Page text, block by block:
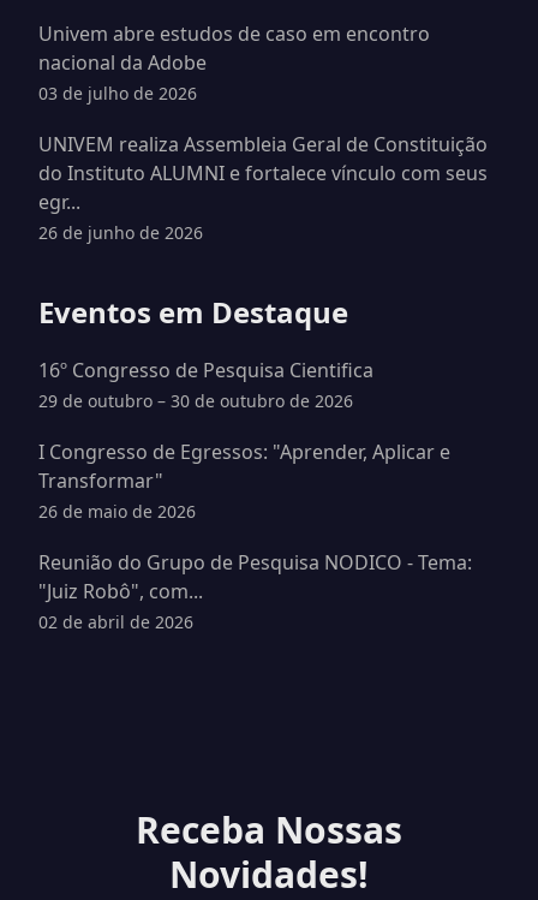
Univem abre estudos de caso em encontro
nacional da Adobe
03 de julho de 2026
UNIVEM realiza Assembleia Geral de Constituição
do Instituto ALUMNI e fortalece vínculo com seus
egr...
26 de junho de 2026
Eventos em Destaque
16º Congresso de Pesquisa Cientifica
29 de outubro – 30 de outubro de 2026
I Congresso de Egressos: "Aprender, Aplicar e
Transformar"
26 de maio de 2026
Reunião do Grupo de Pesquisa NODICO - Tema:
"Juiz Robô", com...
02 de abril de 2026
Receba Nossas
Novidades!